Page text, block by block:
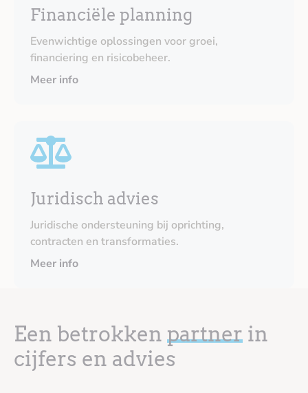
Financiële planning
Evenwichtige oplossingen voor groei,
financiering en risicobeheer.
Meer info
Juridisch advies
Juridische ondersteuning bij oprichting,
contracten en transformaties.
Meer info
Een betrokken partner in
cijfers en advies